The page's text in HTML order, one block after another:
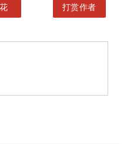
打赏作者